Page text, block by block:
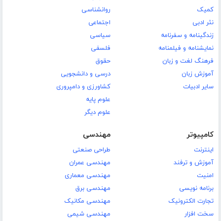
کمیک
نثر ادبی
زندگینامه و سفرنامه
نمایشنامه و فیلمنامه
فرهنگ لغت و زبان
آموزش زبان
سایر ادبیات
روانشناسی
اجتماعی
سیاسی
فلسفی
حقوق
درسی و دانشجویی
کشاورزی و دامپروری
علوم پایه
علوم دیگر
کامپیوتر
اینترنت
آموزش و ترفند
امنیت
برنامه نویسی
تجارت الکترونیک
سخت افزار
مهندسی
طراحی صنعتی
مهندسی عمران
مهندسی معماری
مهندسی برق
مهندسی مکانیک
مهندسی شیمی